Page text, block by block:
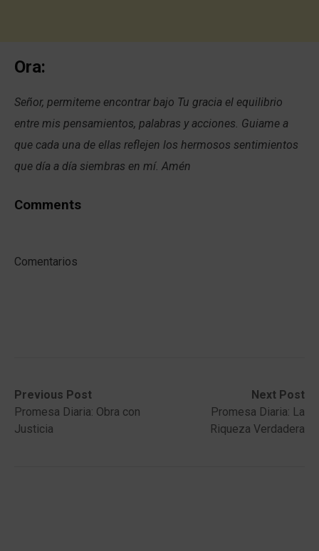
Ora:
Señor, permiteme encontrar bajo Tu gracia el equilibrio
entre mis pensamientos, palabras y acciones. Guiame a
que cada una de ellas reflejen los hermosos sentimientos
que día a día siembras en mí. Amén
Comments
Comentarios
Post
navigation
Previous Post
Previous
post:Promesa Diaria: Obra con
Justicia
Next Post
Next
post:
Promesa Diaria: La
Riqueza Verdadera